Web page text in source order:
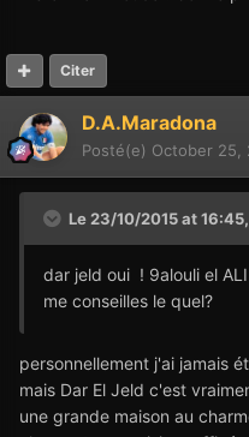
Citer
D.A.Maradona
Posté(e) October 25,
Le 23/10/2015 at 16:45,
dar jeld oui ! 9alouli el
me conseilles le quel?
personnellement j'ai jamais
mais Dar El Jeld c'est
une grande maison au